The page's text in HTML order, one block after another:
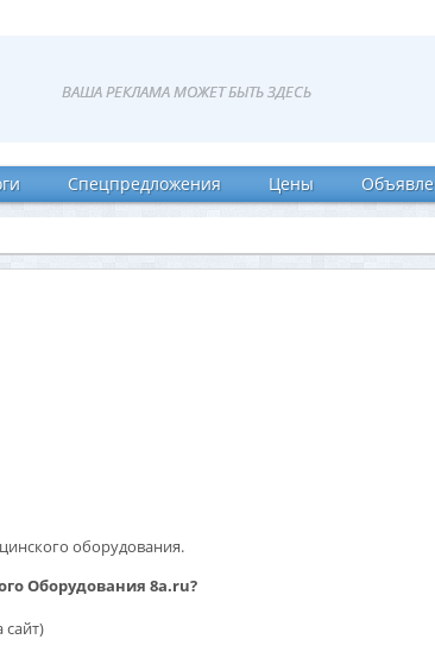
ВАША РЕКЛАМА МОЖЕТ БЫТЬ ЗДЕСЬ
Спецпредложения Цены
оборудования.
Оборудования 8a.ru?